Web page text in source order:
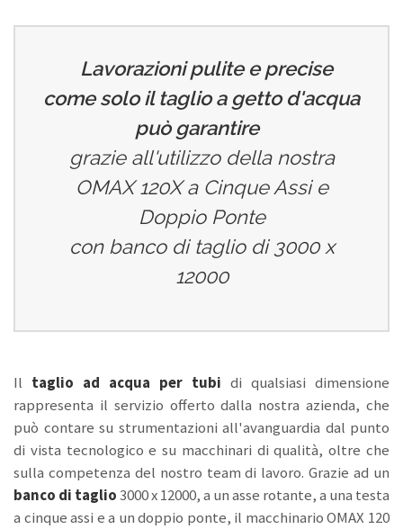
Lavorazioni pulite e precise
come solo il taglio a getto d'acqua
può garantire
grazie all'utilizzo della nostra
OMAX 120X a Cinque Assi e
Doppio Ponte
con banco di taglio di 3000 x
12000
Il taglio ad acqua per tubi di qualsiasi dimensione
rappresenta il servizio offerto dalla nostra azienda, che
può contare su strumentazioni all'avanguardia dal punto
di vista tecnologico e su macchinari di qualità, oltre che
sulla competenza del nostro team di lavoro. Grazie ad un
banco di taglio3000 x 12000, a un asse rotante, a una testa
a cinque assi e a un doppio ponte, il macchinario OMAX 120